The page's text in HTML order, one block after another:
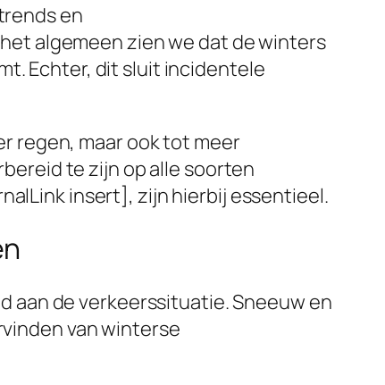
en
algemeen zien we dat de winters
Echter, dit sluit incidentele
regen, maar ook tot meer
te zijn op alle soorten
insert], zijn hierbij essentieel.
aan de verkeerssituatie. Sneeuw en
van winterse